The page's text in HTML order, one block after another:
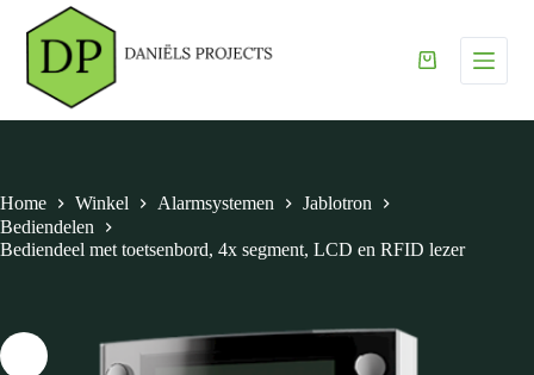
G
a
n
h
o
Home Winkel Alarmsystemen
Jablotron
Bediendelen
Bediendeel met toetsenbord, 4x segment, LCD en RFID lezer